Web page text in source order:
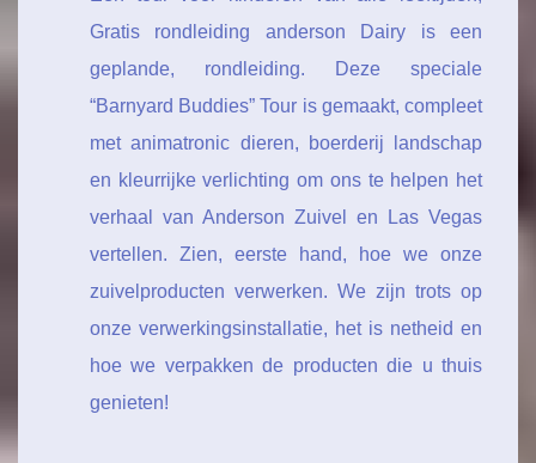
Gratis rondleiding anderson Dairy is een
geplande, rondleiding. Deze speciale
“Barnyard Buddies” Tour is gemaakt, compleet
met animatronic dieren, boerderij landschap
en kleurrijke verlichting om ons te helpen het
verhaal van Anderson Zuivel en Las Vegas
vertellen. Zien, eerste hand, hoe we onze
zuivelproducten verwerken. We zijn trots op
onze verwerkingsinstallatie, het is netheid en
hoe we verpakken de producten die u thuis
genieten!